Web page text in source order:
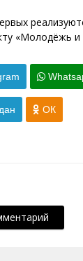
«Молодёжь и
ОК